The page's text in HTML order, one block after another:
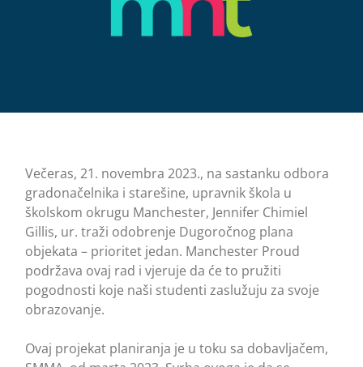
Večeras, 21. novembra 2023., na sastanku odbora
gradonačelnika i starešine, upravnik škola u
školskom okrugu Manchester, Jennifer Chimiel
Gillis, ur. traži odobrenje Dugoročnog plana
objekata – prioritet jedan. Manchester Proud
podržava ovaj rad i vjeruje da će to pružiti
pogodnosti koje naši studenti zaslužuju za svoje
obrazovanje.
Ovaj projekat planiranja je u toku sa dobavljačem,